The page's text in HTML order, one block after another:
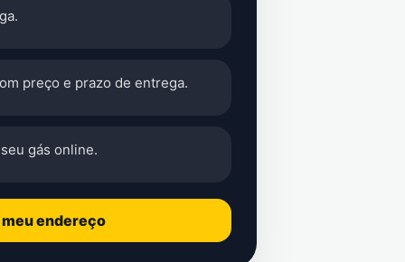
preço e prazo de entrega.
gás online.
endereço